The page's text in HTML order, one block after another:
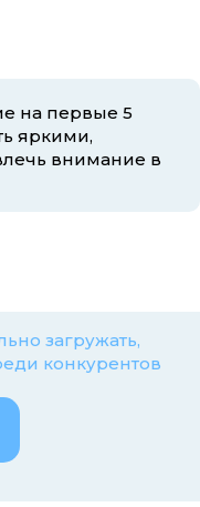
на первые 5
яркими,
внимание в
загружать,
конкурентов